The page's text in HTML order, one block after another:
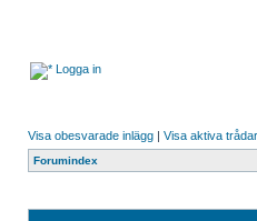
Logga in
Visa obesvarade inlägg | Visa aktiva trådar
Forumindex